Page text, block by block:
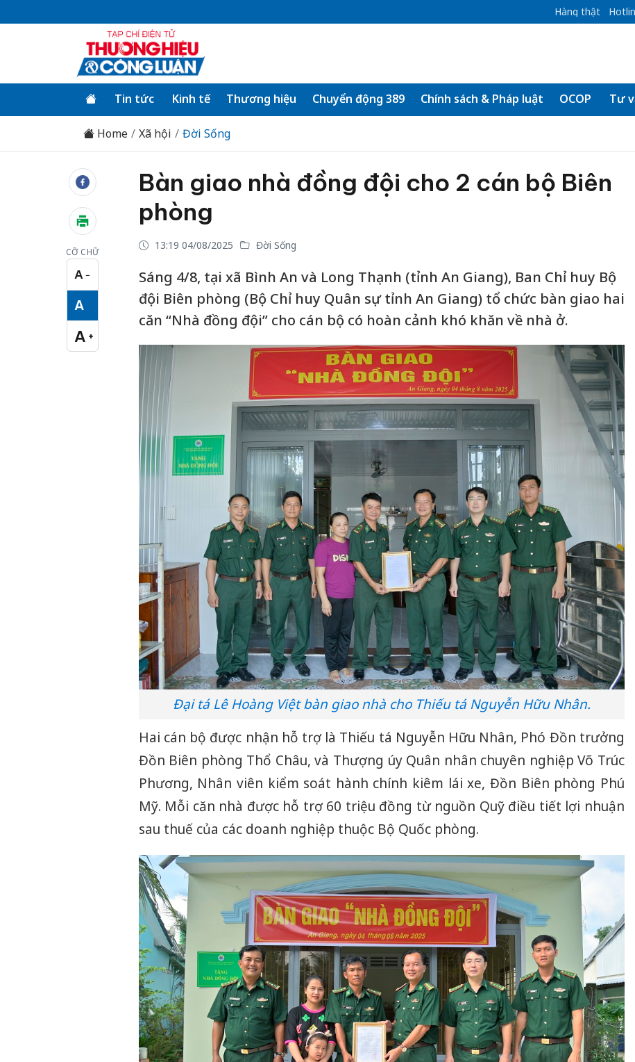
Hàng thật
Tin tức Kinh tế Thương hiệu Chuyển động 389 Chính sách & Pháp luật OCOP Tư
Home Xã hội Đời Sống
CỠ CHỮ
A −
Cỡ chữ nhỏ
A
Cỡ chữ vừa
A +
Cỡ chữ lớn
Bàn giao nhà đồng đội cho 2 cán bộ Biên
phòng
13:19 04/08/2025 Đời Sống
Sáng 4/8, tại xã Bình An và Long Thạnh (tỉnh An Giang), Ban Chỉ huy Bộ
đội Biên phòng (Bộ Chỉ huy Quân sự tỉnh An Giang) tổ chức bàn giao hai
căn “Nhà đồng đội” cho cán bộ có hoàn cảnh khó khăn về nhà ở.
Đại tá Lê Hoàng Việt bàn giao nhà cho Thiếu tá Nguyễn Hữu Nhân.
Hai cán bộ được nhận hỗ trợ là Thiếu tá Nguyễn Hữu Nhân, Phó Đồn trưởng
Đồn Biên phòng Thổ Châu, và Thượng úy Quân nhân chuyên nghiệp Võ Trúc
Phương, Nhân viên kiểm soát hành chính kiêm lái xe, Đồn Biên phòng Phú
Mỹ. Mỗi căn nhà được hỗ trợ 60 triệu đồng từ nguồn Quỹ điều tiết lợi nhuận
sau thuế của các doanh nghiệp thuộc Bộ Quốc phòng.